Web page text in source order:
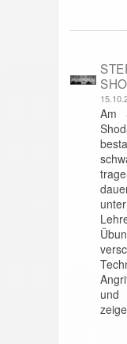
Am